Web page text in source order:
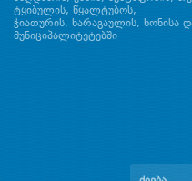
ტყიბულის, წყალტუბოს,
ჭიათურის, ხარაგაულის, ხონისა
მუნიციპალიტეტებში